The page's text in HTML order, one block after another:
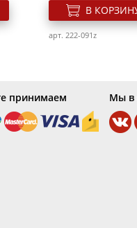
В
арт. 222-091z
принимаем Мы в